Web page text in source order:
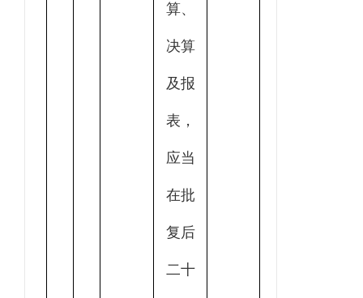
算、
决算
及报
表，
应当
在批
复后
二十